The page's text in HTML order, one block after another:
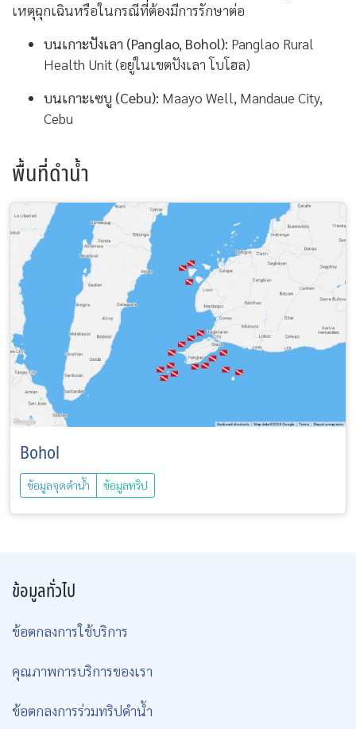
เหตุฉุกเฉินหรือในกรณีที่ต้องมีการรักษาต่อ
บนเกาะปังเลา (Panglao, Bohol): Panglao Rural
Health Unit (อยู่ในเขตปังเลา โบโฮล)
บนเกาะเซบู (Cebu): Maayo Well, Mandaue City,
Cebu
พื้นที่ดำน้ำ
Bohol
ข้อมูลจุดดำน้ำ ข้อมูลทริป
ข้อมูลทั่วไป
ข้อตกลงการใช้บริการ
คุณภาพการบริการของเรา
ข้อตกลงการร่วมทริปดำน้ำ